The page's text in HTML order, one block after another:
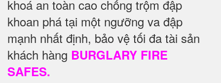
khoá an toàn cao chống trộm đập
khoan phá tại một ngưỡng va đập
mạnh nhất định, bảo vệ tối đa tài sản
khách hàng BURGLARY FIRE
SAFES.